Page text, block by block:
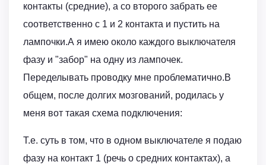
контакты (средние), а со второго забрать ее
соответственно с 1 и 2 контакта и пустить на
лампочки.А я имею около каждого выключателя
фазу и "забор" на одну из лампочек.
Переделывать проводку мне проблематично.В
общем, после долгих мозгований, родилась у
меня вот такая схема подключения:
Т.е. суть в том, что в одном выключателе я подаю
фазу на контакт 1 (речь о средних контактах), а